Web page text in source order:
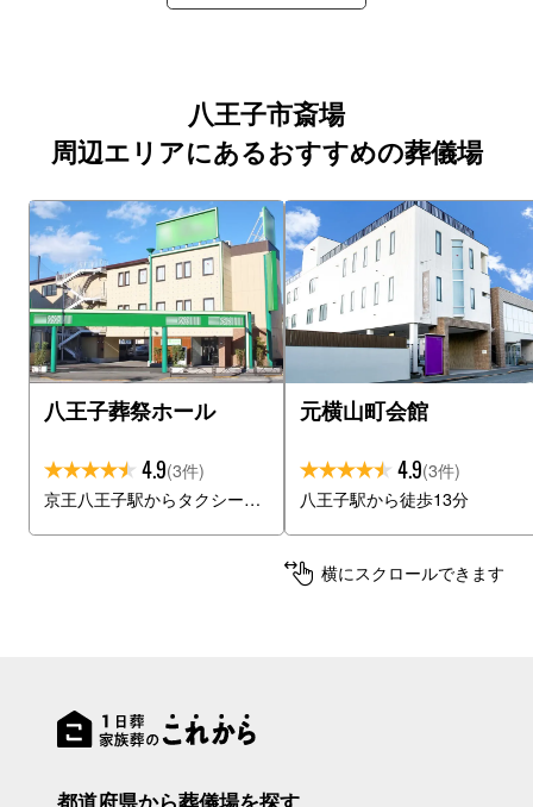
八王子市斎場
周辺エリアにあるおすすめの葬儀場
八王子葬祭ホール
4.9(3件)
京王八王子駅からタクシーで13分
元横山町会館
4.9(3件)
八王子駅から徒歩13分
横にスクロールできます
都道府県から葬儀場を探す